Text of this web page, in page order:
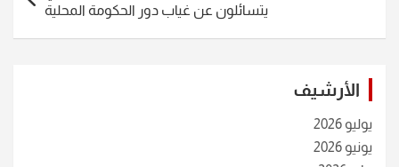
يتسائلون عن غياب دور الحكومة المحلية
الأرشيف
يوليو 2026
يونيو 2026